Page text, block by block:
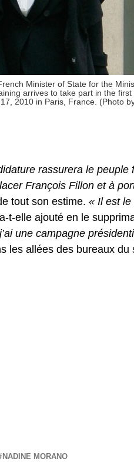
Minister of State for the
arrives to take part in the
2010 in Paris, France. (Photo
rassurera le peuple
François Fillon et à
tout son estime. « Il est le
a-t-elle ajouté en le
une campagne
les allées des bureaux du
NADINE MORANO